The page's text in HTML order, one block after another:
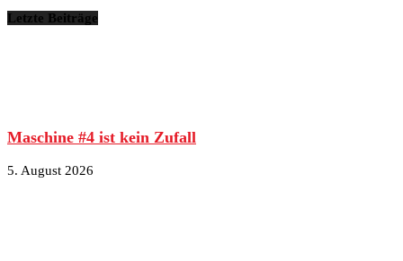
Letzte Beiträge
Maschine #4 ist kein Zufall
5. August 2026